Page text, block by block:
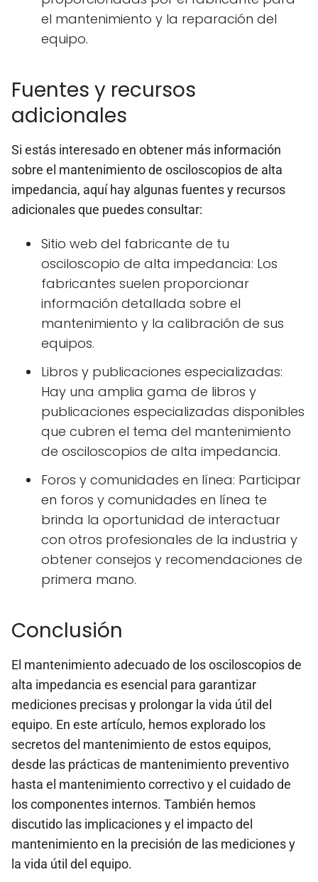
el mantenimiento y la reparación del
equipo.
Fuentes y recursos
adicionales
Si estás interesado en obtener más información
sobre el mantenimiento de osciloscopios de alta
impedancia, aquí hay algunas fuentes y recursos
adicionales que puedes consultar:
Sitio web del fabricante de tu
osciloscopio de alta impedancia: Los
fabricantes suelen proporcionar
información detallada sobre el
mantenimiento y la calibración de sus
equipos.
Libros y publicaciones especializadas:
Hay una amplia gama de libros y
publicaciones especializadas disponibles
que cubren el tema del mantenimiento
de osciloscopios de alta impedancia.
Foros y comunidades en línea: Participar
en foros y comunidades en línea te
brinda la oportunidad de interactuar
con otros profesionales de la industria y
obtener consejos y recomendaciones de
primera mano.
Conclusión
El mantenimiento adecuado de los osciloscopios de
alta impedancia es esencial para garantizar
mediciones precisas y prolongar la vida útil del
equipo. En este artículo, hemos explorado los
secretos del mantenimiento de estos equipos,
desde las prácticas de mantenimiento preventivo
hasta el mantenimiento correctivo y el cuidado de
los componentes internos. También hemos
discutido las implicaciones y el impacto del
mantenimiento en la precisión de las mediciones y
la vida útil del equipo.